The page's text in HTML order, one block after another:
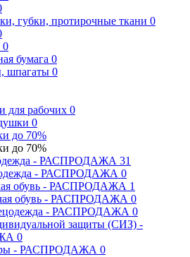
губки, протирочные ткани 0
0
бумага 0
шпагаты 0
для рабочих 0
0
до 70%
до 70%
- РАСПРОДАЖА 31
- РАСПРОДАЖА 0
обувь - РАСПРОДАЖА 1
обувь - РАСПРОДАЖА 0
- РАСПРОДАЖА 0
защиты (СИЗ) -
0
- РАСПРОДАЖА 0